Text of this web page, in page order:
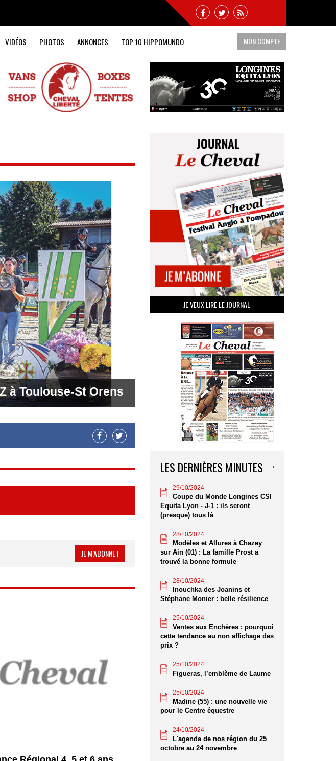
VIDÉOS PHOTOS ANNONCES TOP 10 HIPPOMUNDO MON COMPTE
à Toulouse-St Orens
JE M’ABONNE !
JE VEUX LIRE LE JOURNAL
LES DERNIÈRES MINUTES
29/10/2024
Coupe du Monde Longines CSI
Equita Lyon - J-1 : ils seront
(presque) tous là
28/10/2024
Modèles et Allures à Chazey
sur Ain (01) : La famille Prost a
trouvé la bonne formule
28/10/2024
Inouchka des Joanins et
Stéphane Monier : belle résilience
25/10/2024
Ventes aux Enchères : pourquoi
cette tendance au non affichage des
prix ?
25/10/2024
Figueras, l’emblème de Laume
25/10/2024
Madine (55) : une nouvelle vie
pour le Centre équestre
24/10/2024
L'agenda de nos région du 25
octobre au 24 novembre